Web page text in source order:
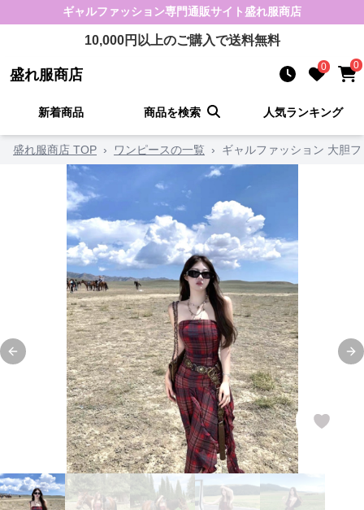
ギャルファッション専門通販サイト盛れ服商店
10,000円以上のご購入で送料無料
盛れ服商店 0 0
新着商品 商品を検索 人気ランキング
盛れ服商店 TOP › ワンピースの一覧 › ギャルファッション 大胆
Previous slide